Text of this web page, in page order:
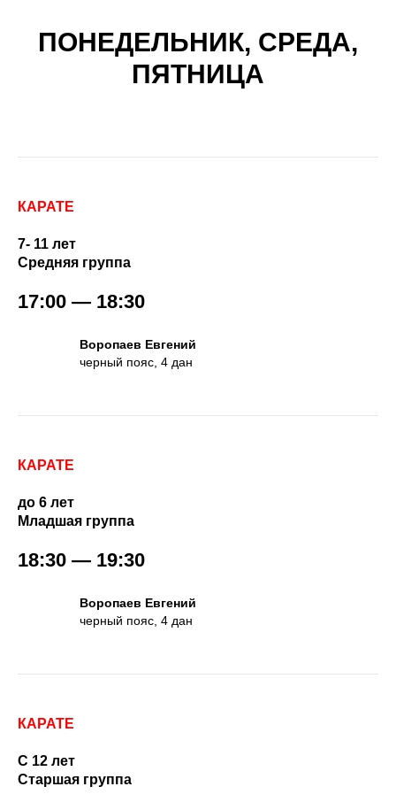
ПОНЕДЕЛЬНИК, СРЕДА,
ПЯТНИЦА
КАРАТЕ
7- 11 лет
Средняя группа
17:00 — 18:30
Воропаев Евгений
черный пояс, 4 дан
КАРАТЕ
до 6 лет
Младшая группа
18:30 — 19:30
Воропаев Евгений
черный пояс, 4 дан
КАРАТЕ
С 12 лет
Старшая группа